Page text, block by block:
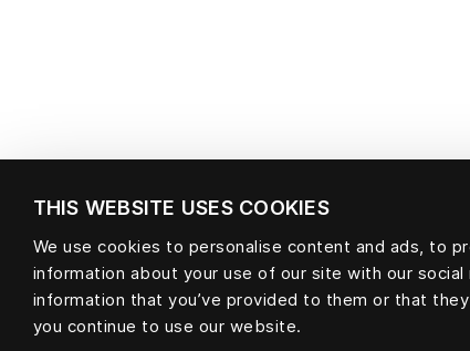
THIS WEBSITE USES COOKIES
We use cookies to personalise content and ads, to
information about your use of our site with our
information that you’ve provided to them or that
you continue to use our website.
Materiale